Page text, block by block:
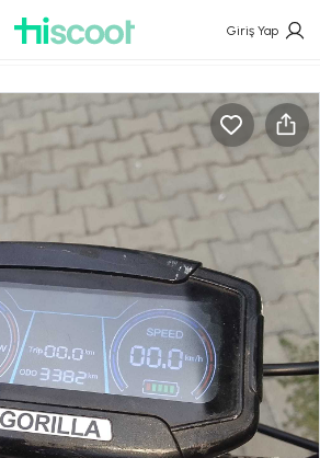
Giriş Yap